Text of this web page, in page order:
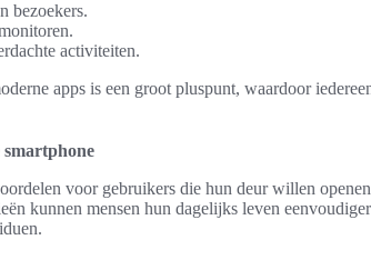
bezoekers.
activiteiten.
apps is een groot pluspunt, waardoor
voor gebruikers die hun deur willen
kunnen mensen hun dagelijks leven